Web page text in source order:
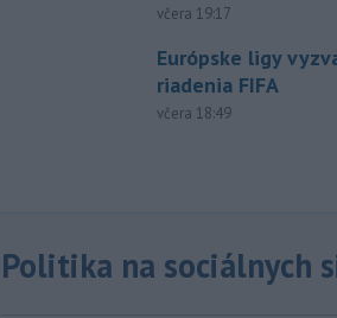
včera 19:17
Európske ligy
riadenia FIFA
včera 18:49
Politika na sociálnych